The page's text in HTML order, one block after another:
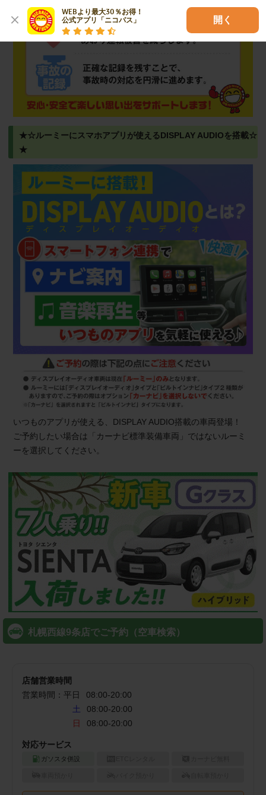
WEBより最大30％お得！
公式アプリ「ニコパス」
開く
★☆ルーミーにスマホアプリが使えるDISPLAY AUDIOを搭載☆
★
いつものアプリが使える、DISPLAY AUDIO搭載の車両登場！
ご予約したい場合は「カーナビ標準装備車両」ではないルーミ
ーを選択してください。
札幌西線9条店でご予約（空車検索）
店舗営業時間
営業時間： 平日 08:00-20:00
土
08:00-20:00
日
08:00-20:00
対応サービス
ガソスタ併設